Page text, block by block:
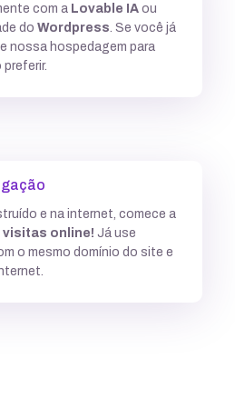
Git
com a Lovable IA ou
do Wordpress . Se você já
nossa hospedagem para
e na internet, comece a
visitas online! Já use
o mesmo domínio do site e